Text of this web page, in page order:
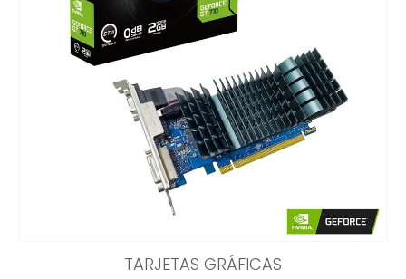
TARJETAS GRÁFICAS